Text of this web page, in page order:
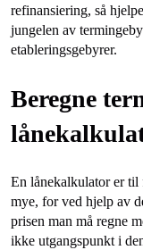
refinansiering, så
jungelen av
etableringsgebyrer.
Beregne
En lånekalkulator er til
mye, for ved hjelp av
prisen man må regne
ikke utgangspunkt i